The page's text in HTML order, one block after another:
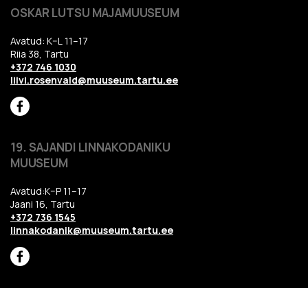
OSKAR LUTSU MAJAMUUSEUM
Avatud: K–L 11–17
Riia 38, Tartu
+372 746 1030
liivi.rosenvald@muuseum.tartu.ee
19. SAJANDI LINNAKODANIKU
MUUSEUM
Avatud:K–P 11–17
Jaani 16, Tartu
+372 736 1545
linnakodanik@muuseum.tartu.ee